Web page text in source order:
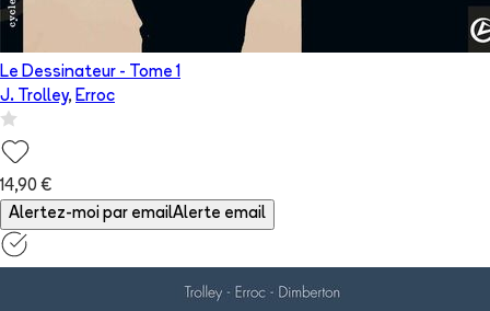
Le Dessinateur - Tome 1
J. Trolley, Erroc
14,90 €
Alertez-moi par emailAlerte email